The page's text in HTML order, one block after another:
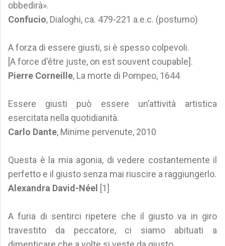
obbedirà».
Confucio, Dialoghi, ca. 479-221 a.e.c. (postumo)
A forza di essere giusti, si è spesso colpevoli.
[A force d'être juste, on est souvent coupable].
Pierre Corneille, La morte di Pompeo, 1644
Essere giusti può essere un’attività artistica
esercitata nella quotidianità.
Carlo Dante, Minime pervenute, 2010
Questa è la mia agonia, di vedere costantemente il
perfetto e il giusto senza mai riuscire a raggiungerlo.
Alexandra David-Néel [1]
A furia di sentirci ripetere che il giusto va in giro
travestito da peccatore, ci siamo abituati a